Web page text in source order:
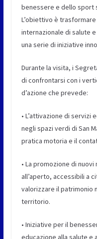
benessere e dello sport
L’obiettivo è
internazionale di salute
una serie di iniziative
Durante la visita, i
di confrontarsi con i
d’azione che prevede:
• L’attivazione di
negli spazi verdi di San
pratica motoria e il
• La promozione di
all’aperto, accessibili a
valorizzare il patrimonio
territorio.
• Iniziative per il
educazione alla salute